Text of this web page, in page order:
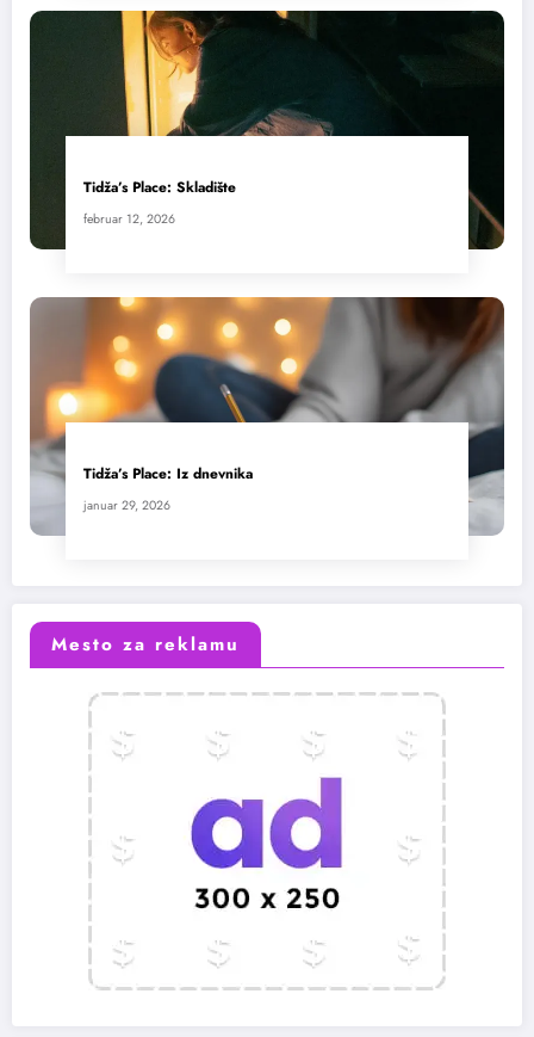
Tidža’s Place: Skladište
februar 12, 2026
Tidža’s Place: Iz dnevnika
januar 29, 2026
Mesto za reklamu